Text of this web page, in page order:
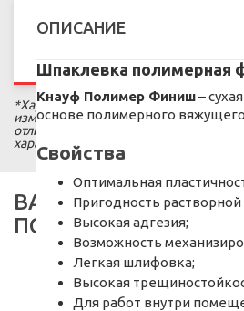
ОПИСАНИЕ
Шпаклевка полимерная
Кнауф Полимер Финиш–
основе полимерного вяжущего
Свойства
Оптимальная
Пригодность растворной
Высокая адгезия;
Возможность
Легкая шлифовка;
Высокая
Для работ внутри
*Характеристики и комплектация
изменены производителем. Оттенки
отличаться на разных мониторах.
характеристики и цвет товара у
ВАМ ТАКЖЕ МОГУТ
ПОНАДОБИТЬСЯ
АКЦИЯ